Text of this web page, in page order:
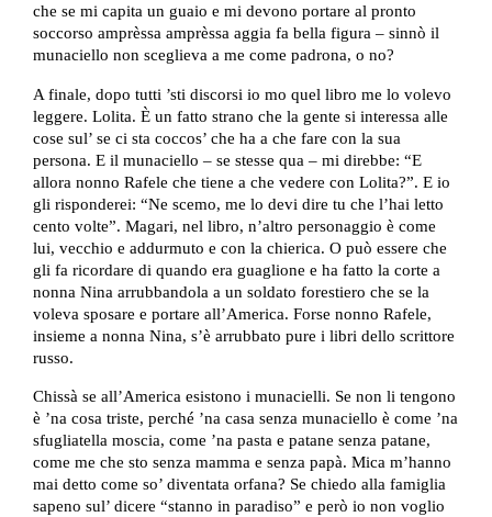
che se mi capita un guaio e mi devono portare al pronto
soccorso amprèssa amprèssa aggia fa bella figura – sinnò il
munaciello non sceglieva a me come padrona, o no?
A finale, dopo tutti ’sti discorsi io mo quel libro me lo volevo
leggere. Lolita. È un fatto strano che la gente si interessa alle
cose sul’ se ci sta coccos’ che ha a che fare con la sua
persona. E il munaciello – se stesse qua – mi direbbe: “E
allora nonno Rafele che tiene a che vedere con Lolita?”. E io
gli risponderei: “Ne scemo, me lo devi dire tu che l’hai letto
cento volte”. Magari, nel libro, n’altro personaggio è come
lui, vecchio e addurmuto e con la chierica. O può essere che
gli fa ricordare di quando era guaglione e ha fatto la corte a
nonna Nina arrubbandola a un soldato forestiero che se la
voleva sposare e portare all’America. Forse nonno Rafele,
insieme a nonna Nina, s’è arrubbato pure i libri dello scrittore
russo.
Chissà se all’America esistono i munacielli. Se non li tengono
è ’na cosa triste, perché ’na casa senza munaciello è come ’na
sfugliatella moscia, come ’na pasta e patane senza patane,
come me che sto senza mamma e senza papà. Mica m’hanno
mai detto come so’ diventata orfana? Se chiedo alla famiglia
sapeno sul’ dicere “stanno in paradiso” e però io non voglio